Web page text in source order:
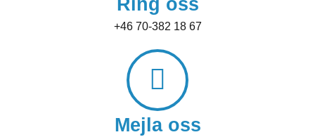
Ring oss
+46 70-382 18 67
Mejla oss